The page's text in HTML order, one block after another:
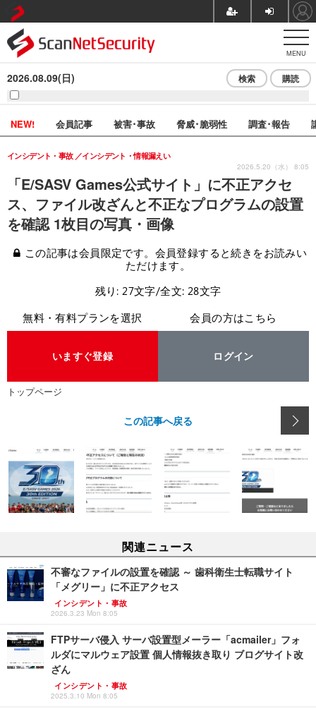
MENU
2026.08.09(日) 検索 購読
NEW! 会員記事 被害･事故 脅威･脆弱性 調査･報告
「E/SASV Games公式サイト」に不正アクセ
ス、ファイル改ざんと不正なプログラムの設置
を確認 1枚目の写真・画像
インシデント・事故 インシデント・情報漏えい
2026.5.20（水） 8:05
この記事は会員限定です。会員登録すると続きをお読みい
ただけます。
残り: 27文字/全文: 28文字
無料・有料プランを選択
いますぐ登録
会員の方はこちら
ログイン
トップページ
この記事へ戻る
関連ニュース
不審なファイルの設置を確認 ～ 歯科衛生士転職サイト
「メグリー」に不正アクセス
インシデント・事故
2026.3.23 Mon 8:05
FTPサーバ侵入 サーバ設置型メーラー「acmailer」フォ
ルダにマルウェア設置 個人情報抜き取り ブログサイト改
ざん
インシデント・事故
2025.3.10 Mon 8:05